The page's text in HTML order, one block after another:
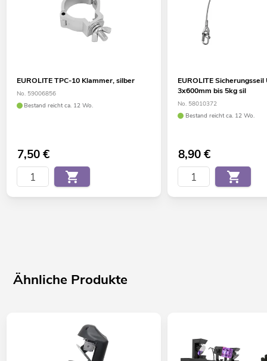
Aluminiumprofilrahmen 30mm mit abgerundeten Ecken
2 verchromte Case-Klappgriffe
2 verchromte Feststellscharniere
4 x Gummifüße
Weiterführende Informationen zu diesem Produkt finden Sie
EUROLITE TPC-10 Klammer, silber
No. 59006856
Bestand reicht ca. 12 Wo.
7,50€
EUROLITE Sicherungsseil
3x600mm bis 5kg sil
No. 58010372
Bestand reicht ca. 12 Wo.
8,90€
Ähnliche Produkte